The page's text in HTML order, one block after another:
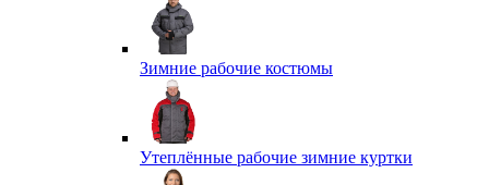
Зимние рабочие костюмы
Утеплённые рабочие зимние куртки